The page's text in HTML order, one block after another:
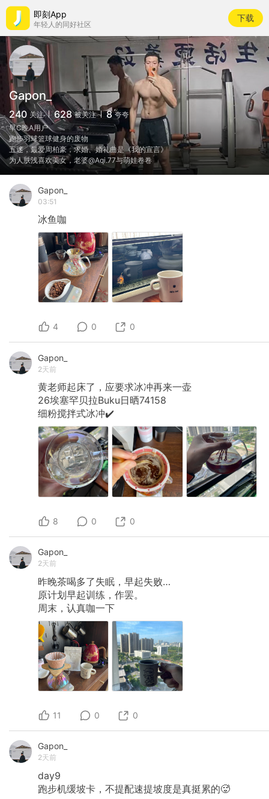
即刻App
年轻人的同好社区
下载
Gapon_
240 关注 628 被关注 8 夸夸
早C晚A用户
跑步羽球篮球健身的废物
五迷，最爱周柏豪，求婚、婚礼曲是《我的宣言》
为人肤浅喜欢美女，老婆@Aqi.77与萌娃卷卷
Gapon_
03:51
冰鱼咖
4 0 0
Gapon_
2天前
黄老师起床了，应要求冰冲再来一壶
26埃塞罕贝拉Buku日晒74158
细粉搅拌式冰冲✔️
8 0 0
Gapon_
2天前
昨晚茶喝多了失眠，早起失败…
原计划早起训练，作罢。
周末，认真咖一下
11 0 0
Gapon_
2天前
day9
跑步机缓坡卡，不提配速提坡度是真挺累的🥵